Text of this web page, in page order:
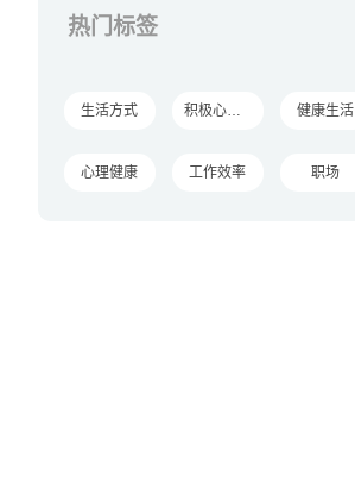
热门标签
生活方式 积极心理学 健康生活
心理健康 工作效率 职场